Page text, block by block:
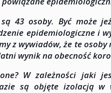
43 osoby. Być może
epidemiologiczne i
z wywiadów, że te osoby
wynik na obecność
W zależności jaki
są objęte izolacją w